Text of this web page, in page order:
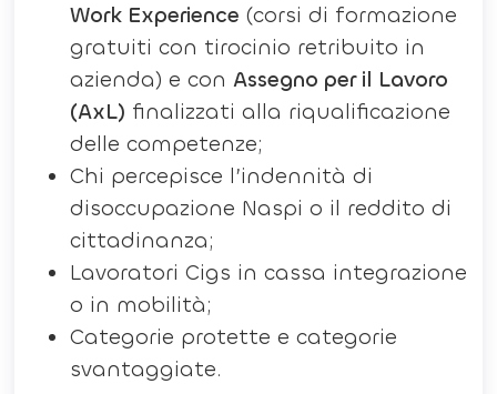
Work Experience (corsi di formazione
gratuiti con tirocinio retribuito in
azienda) e conAssegno per il Lavoro
(AxL) finalizzati alla riqualificazione
delle competenze;
Chi percepisce l’indennità di
disoccupazione Naspi o il reddito di
cittadinanza;
Lavoratori Cigs in cassa integrazione
o in mobilità;
Categorie protette e categorie
svantaggiate.